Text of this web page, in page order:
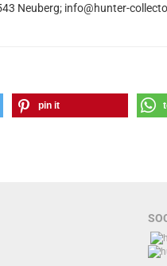
Neuberg; info@hunter-
pin it